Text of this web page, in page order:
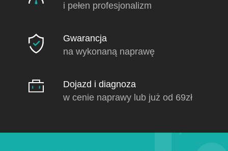
i pełen profesjonalizm
Gwarancja
na wykonaną naprawę
Dojazd i diagnoza
w cenie naprawy lub już od 69zł